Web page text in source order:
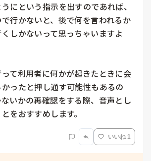
にという指示を出すのであれば、
行かないと、後で何を言われるか
しかないって思っちゃいますよ
て利用者に何かが起きたときに会
ったと押し通す可能性もあるの
いかの再確認をする際、音声とし
をおすすめします。
いいね 1